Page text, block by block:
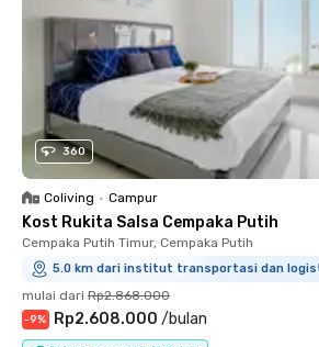
360
Coliving • Campur
Kost Rukita Salsa Cempaka Putih
Cempaka Putih Timur, Cempaka Putih
5.0 km dari institut transportasi dan
mulai dari Rp2.868.000
-9% Rp2.608.000 /bulan